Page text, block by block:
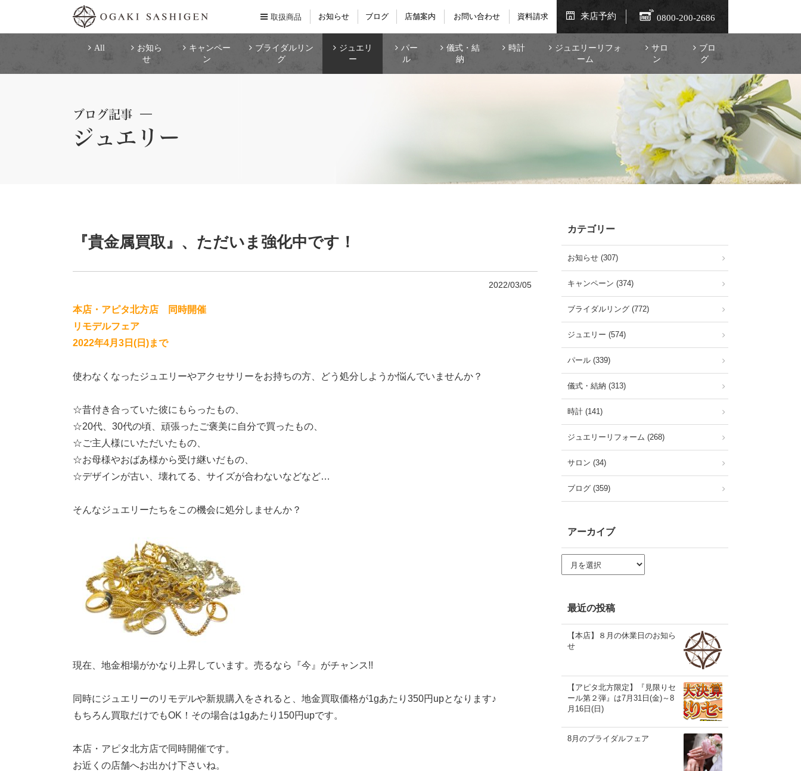
取扱商品 お知らせ ブログ 店舗案内 お問い合わせ 資料請求 来店予約 0800-200-2686
All
お知ら
せ
キャンペー
ン
ブライダルリン
グ
ジュエリ
ー
パー
ル
儀式・結
納
時計
ジュエリーリフォ
ーム
サロ
ン
ブロ
グ
ブログ記事
ジュエリー
『貴金属買取』、ただいま強化中です！
2022/03/05
本店・アピタ北方店 同時開催
リモデルフェア
2022年4月3日(日)まで
使わなくなったジュエリーやアクセサリーをお持ちの方、どう処分しようか悩んでいませんか？
☆昔付き合っていた彼にもらったもの、
☆20代、30代の頃、頑張ったご褒美に自分で買ったもの、
☆ご主人様にいただいたもの、
☆お母様やおばあ様から受け継いだもの、
☆デザインが古い、壊れてる、サイズが合わないなどなど…
そんなジュエリーたちをこの機会に処分しませんか？
現在、地金相場がかなり上昇しています。売るなら『今』がチャンス!!
同時にジュエリーのリモデルや新規購入をされると、地金買取価格が1gあたり350円upとなります♪
もちろん買取だけでもOK！その場合は1gあたり150円upです。
本店・アピタ北方店で同時開催です。
お近くの店舗へお出かけ下さいね。
カテゴリー
お知らせ (307)
キャンペーン (374)
ブライダルリング (772)
ジュエリー (574)
パール (339)
儀式・結納 (313)
時計 (141)
ジュエリーリフォーム (268)
サロン (34)
ブログ (359)
アーカイブ
ー
ブ
最近の投稿
【本店】８月の休業日のお知ら
せ
【アピタ北方限定】『見限りセ
ール第２弾』は7月31日(金)～8
月16日(日)
8月のブライダルフェア